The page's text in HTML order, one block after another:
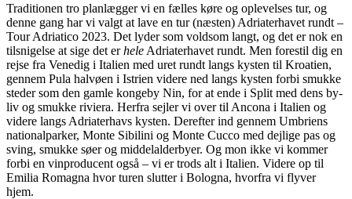
Traditionen tro planlægger vi en fælles køre og oplevelses tur, og
denne gang har vi valgt at lave en tur (næsten) Adriaterhavet rundt –
Tour Adriatico 2023. Det lyder som voldsom langt, og det er nok en
tilsnigelse at sige det erhele Adriaterhavet rundt. Men forestil dig en
rejse fra Venedig i Italien med uret rundt langs kysten til Kroatien,
gennem Pula halvøen i Istrien videre ned langs kysten forbi smukke
steder som den gamle kongeby Nin, for at ende i Split med dens by-
liv og smukke riviera. Herfra sejler vi over til Ancona i Italien og
videre langs Adriaterhavs kysten. Derefter ind gennem Umbriens
nationalparker, Monte Sibilini og Monte Cucco med dejlige pas og
sving, smukke søer og middelalderbyer. Og mon ikke vi kommer
forbi en vinproducent også – vi er trods alt i Italien. Videre op til
Emilia Romagna hvor turen slutter i Bologna, hvorfra vi flyver
hjem.